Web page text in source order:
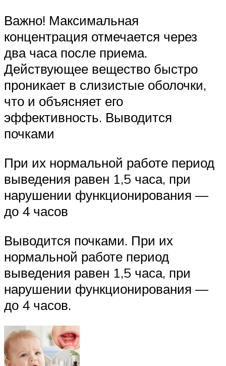
Важно! Максимальная
концентрация отмечается через
два часа после приема.
Действующее вещество быстро
проникает в слизистые оболочки,
что и объясняет его
эффективность. Выводится
почками
При их нормальной работе период
выведения равен 1,5 часа, при
нарушении функционирования —
до 4 часов
Выводится почками. При их
нормальной работе период
выведения равен 1,5 часа, при
нарушении функционирования —
до 4 часов.